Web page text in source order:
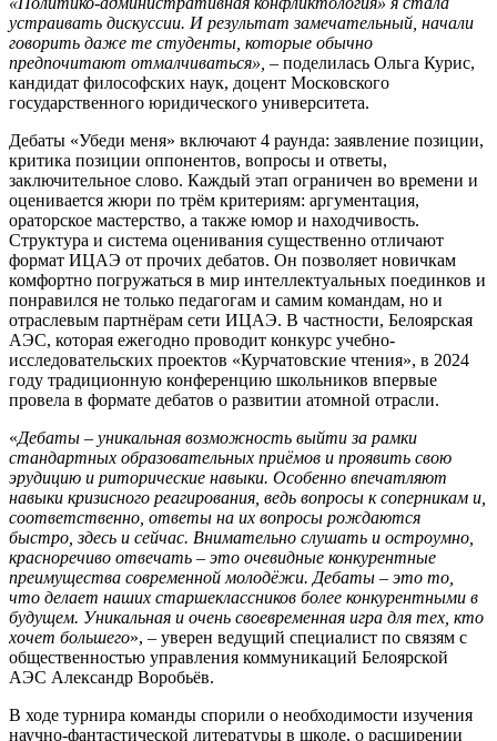
устраивать дискуссии. И результат замечательный, начали
говорить даже те студенты, которые обычно
предпочитают отмалчиваться», – поделилась Ольга Курис,
кандидат философских наук, доцент Московского
государственного юридического университета.
Дебаты «Убеди меня» включают 4 раунда: заявление позиции,
критика позиции оппонентов, вопросы и ответы,
заключительное слово. Каждый этап ограничен во времени и
оценивается жюри по трём критериям: аргументация,
ораторское мастерство, а также юмор и находчивость.
Структура и система оценивания существенно отличают
формат ИЦАЭ от прочих дебатов. Он позволяет новичкам
комфортно погружаться в мир интеллектуальных поединков и
понравился не только педагогам и самим командам, но и
отраслевым партнёрам сети ИЦАЭ. В частности, Белоярская
АЭС, которая ежегодно проводит конкурс учебно-
исследовательских проектов «Курчатовские чтения», в 2024
году традиционную конференцию школьников впервые
провела в формате дебатов о развитии атомной отрасли.
«Дебаты – уникальная возможность выйтиза рамки
стандартных образовательных приёмов и проявить свою
эрудицию и риторические навыки. Особенно впечатляют
навыки кризисного реагирования, ведь вопросы к соперникам и,
соответственно, ответы на их вопросы рождаются
быстро, здесь и сейчас. Внимательно слушать и остроумно,
красноречиво отвечать – это очевидные конкурентные
преимущества современной молодёжи. Дебаты – это то,
что делает наших старшеклассников более конкурентными в
будущем. Уникальная и очень своевременная игра для тех, кто
хочет большего», – уверен ведущий специалист по связям с
общественностью управления коммуникаций Белоярской
АЭС Александр Воробьёв.
В ходе турнира команды спорили о необходимости изучения
научно-фантастической литературы в школе, о расширении